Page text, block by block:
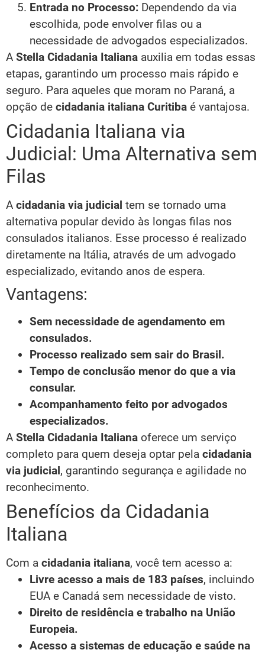
Entrada no Processo: Dependendo da via
escolhida, pode envolver filas ou a
necessidade de advogados especializados.
A Stella Cidadania Italiana auxilia em todas essas
etapas, garantindo um processo mais rápido e
seguro. Para aqueles que moram no Paraná, a
opção de cidadania italiana Curitiba é vantajosa.
Cidadania Italiana via
Judicial: Uma Alternativa sem
Filas
A cidadania via judicial tem se tornado uma
alternativa popular devido às longas filas nos
consulados italianos. Esse processo é realizado
diretamente na Itália, através de um advogado
especializado, evitando anos de espera.
Vantagens:
Sem necessidade de agendamento em
consulados.
Processo realizado sem sair do Brasil.
Tempo de conclusão menor do que a via
consular.
Acompanhamento feito por advogados
especializados.
A Stella Cidadania Italiana oferece um serviço
completo para quem deseja optar pela cidadania
via judicial, garantindo segurança e agilidade no
reconhecimento.
Benefícios da Cidadania
Italiana
Com a cidadania italiana, você tem acesso a:
Livre acesso a mais de 183 países, incluindo
EUA e Canadá sem necessidade de visto.
Direito de residência e trabalho na União
Europeia.
Acesso a sistemas de educação e saúde na